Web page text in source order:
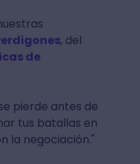
, del
de
pierde antes de
tus batallas en
la negociación."